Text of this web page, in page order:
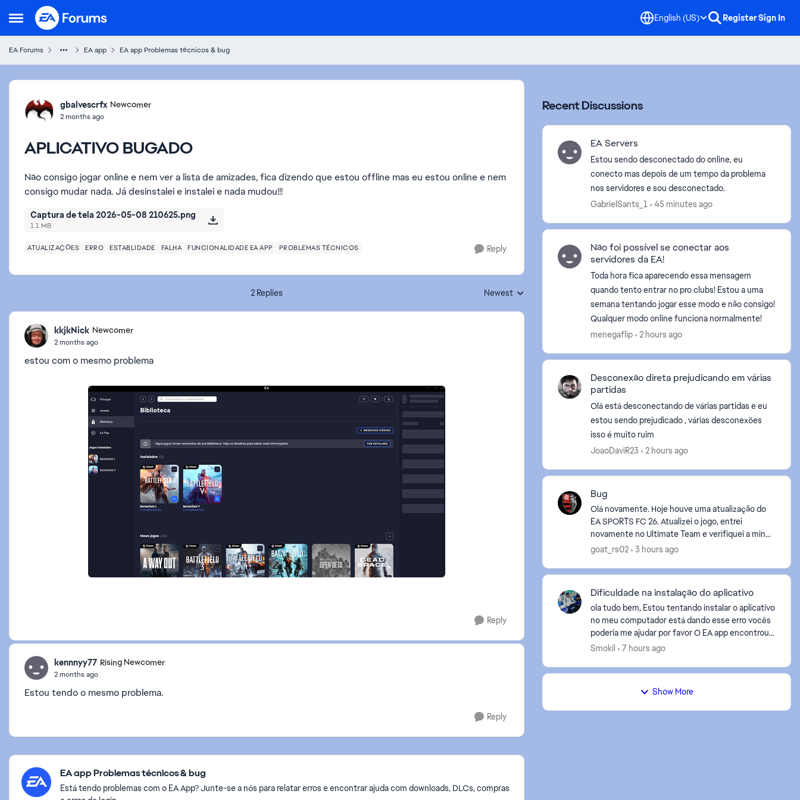
Open Side Menu
Skip to content English (US) RegisterSign In
EA Forums EA app EA app Problemas técnicos & bug
Forum Discussion
gbalvescrfx Newcomer
2 months ago
APLICATIVO BUGADO
Não consigo jogar online e nem ver a lista de amizades, fica dizendo que estou offline mas eu estou online e nem
consigo mudar nada. Já desinstalei e instalei e nada mudou!!!
Captura de tela 2026-05-08 210625.png
1.1 MB
ATUALIZAÇÕES ERRO ESTABLIDADE FALHA FUNCIONALIDADE EA APP PROBLEMAS TÉCNICOS Reply
2 Replies Replies sorted by
Newest
kkjkNick Newcomer
2 months ago
estou com o mesmo problema
Reply
kennnyy77 Rising Newcomer
2 months ago
Estou tendo o mesmo problema.
Reply
Featured Places
EA app Problemas técnicos & bug
Está tendo problemas com o EA App? Junte-se a nós para relatar erros e encontrar ajuda com downloads, DLCs, compras
Recent Discussions
EA Servers
Estou sendo desconectado do online, eu
conecto mas depois de um tempo da problema
nos servidores e sou desconectado.
GabrielSants_1
45 minutes ago
Não foi possível se conectar aos
servidores da EA!
Toda hora fica aparecendo essa mensagem
quando tento entrar no pro clubs! Estou a uma
semana tentando jogar esse modo e não consigo!
Qualquer modo online funciona normalmente!
menegaflip
2 hours ago
Desconexão direta prejudicando em várias
partidas
Olá está desconectando de várias partidas e eu
estou sendo prejudicado , várias desconexões
isso é muito ruim
JoaoDaviR23
2 hours ago
Bug
Olá novamente. Hoje houve uma atualização do
EA SPORTS FC 26. Atualizei o jogo, entrei
novamente no Ultimate Team e verifiquei a minha
conta, porém o problema continua exatamente o
goat_rs02 3 hours ago
Dificuldade na instalação do aplicativo
ola tudo bem, Estou tentando instalar o aplicativo
no meu computador está dando esse erro vocês
poderia me ajudar por favor O EA app encontrou
um erro e não pôde concluir a instalação (código
Smokil 7 hours ago
Show More